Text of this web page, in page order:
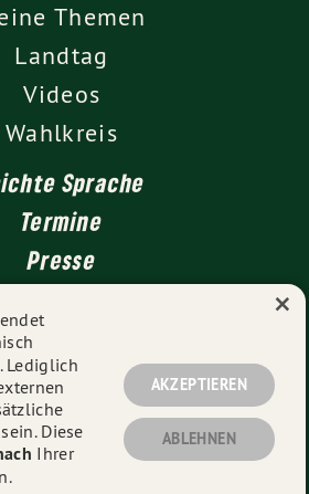
Themen
Landtag
Videos
Wahlkreis
Sprache
Termine
Presse
Impressum
MdL - Alle Rechte vorbehalten.
Lediglich
Diese
Ihrer
AKZEPTIEREN
ABLEHNEN
×